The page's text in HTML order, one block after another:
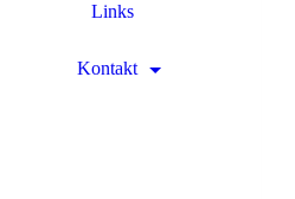
Links
Kontakt